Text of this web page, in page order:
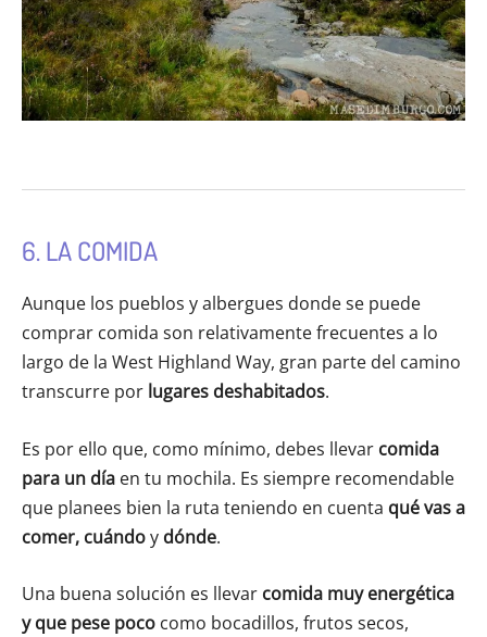
6. LA COMIDA
Aunque los pueblos y albergues donde se puede
comprar comida son relativamente frecuentes a lo
largo de la West Highland Way, gran parte del camino
transcurre por lugares deshabitados.
Es por ello que, como mínimo, debes llevar comida
para un día en tu mochila. Es siempre recomendable
que planees bien la ruta teniendo en cuenta quévas a
comer, cuándoy dónde.
Una buena solución es llevar comida muy energética
y que pese poco como bocadillos, frutos secos,